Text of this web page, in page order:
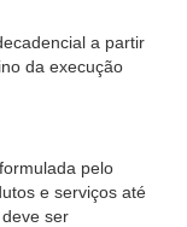
a partir
da execução
pelo
e serviços até
ser